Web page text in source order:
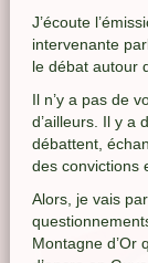
J’écoute
intervenante
le débat autour
Il n’y a pas de
d’ailleurs. Il y a
débattent,
des convictions
Alors, je vais
Montagne d’Or